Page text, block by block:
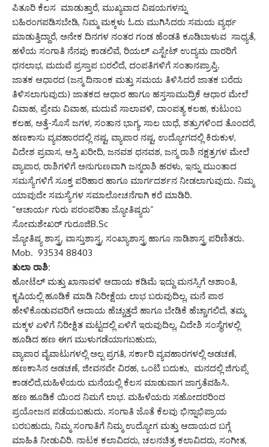
ಪಿತೂರಿ ಕೆಲಸ ಮಾಡುತ್ತಾರೆ, ಮುಖ್ಯವಾದ ವಿಷಯಗಳನ್ನು
ಬಹಿರಂಗಪಡಿಸಬೇಡಿ, ನಿಮ್ಮ ಮಕ್ಕಳು ಓದು ಮುಗಿಸಿದರು ಸಮಯ ವ್ಯರ್ಥ
ಮಾಡುತ್ತಿದ್ದಾರೆ, ಅನೇಕ ದಿನಗಳ ನಂತರ ಗಂಡ ಹೆಂಡತಿ ಕೂಡಿಬಾಳುವ ಸಾಧ್ಯತೆ,
ಹಳೆಯ ಸಂಗಾತಿ ನೆನಪು ಕಾಡಲಿವೆ, ರಿಯಲ್ ಎಸ್ಟೇಟ್ ಉದ್ಯಮ ದಾರರಿಗೆ
ಧನಲಾಭ, ಮದುವೆ ಪ್ರಸ್ತಾಪ ಬರಲಿದೆ, ದಂಪತಿಗಳಿಗೆ ಸಂತಾನಪ್ರಾಪ್ತಿ.
ಜಾತಕ ಆಧಾರದ (ಜನ್ಮ ದಿನಾಂಕ ಮತ್ತು ಸಮಯ ತಿಳಿಸಿದರೆ ಜಾತಕ ಬರೆದು
ತಿಳಿಸಲಾಗುವುದು) ಜಾತಕದ ಆಧಾರ ಹಾಗೂ ಹಸ್ತಸಾಮುದ್ರಿಕೆ ಆಧಾರ ಮೇಲೆ
ವಿವಾಹ, ಪ್ರೇಮ ವಿವಾಹ, ಮದುವೆ ಸಾಲಾವಳಿ, ದಾಂಪತ್ಯ ಕಲಹ, ಕುಟುಂಬ
ಕಲಹ, ಅತ್ತೆ-ಸೊಸೆ ಜಗಳ, ಸಂತಾನ ಭಾಗ್ಯ, ಸಾಲ ಬಾಧೆ, ಶತ್ರುಗಳಿಂದ ತೊಂದರೆ,
ಹಣಕಾಸು ವ್ಯವಹಾರದಲ್ಲಿ ನಷ್ಟ, ವ್ಯಾಪಾರ ನಷ್ಟ, ಉದ್ಯೋಗದಲ್ಲಿ ಕಿರುಕುಳ,
ವಿದೇಶ ಪ್ರವಾಸ, ಆಸ್ತಿ ಖರೀದಿ, ಜನವಶ ಧನವಶ, ಜನ್ಮ ರಾಶಿ ನಕ್ಷತ್ರಗಳ ಮೇಲೆ
ವ್ಯಾಪಾರ, ರಾಶಿಗಳಿಗೆ ಅನುಗುಣವಾಗಿ ಜನ್ಮರಾಶಿ ಹರಳು, ಇನ್ನು ಮುಂತಾದ
ಸಮಸ್ಯೆಗಳಿಗೆ ಸೂಕ್ತ ಪರಿಹಾರ ಹಾಗೂ ಮಾರ್ಗದರ್ಶನ ನೀಡಲಾಗುವುದು. ನಿಮ್ಮ
ಯಾವುದೇ ಸಮಸ್ಯೆಗಳ ಸಮಾಲೋಚನೆಗಾಗಿ ಕರೆ ಮಾಡಿರಿ.
“ಆಚಾರ್ಯ ಗುರು ಪರಂಪರಿತಾ ಜ್ಯೋತಿಷ್ಯರು”
ಸೋಮಶೇಖರ್ ಗುರೂಜಿB.Sc
ಜ್ಯೋತಿಷ್ಯ ಶಾಸ್ತ್ರ, ವಾಸ್ತುಶಾಸ್ತ್ರ, ಸಂಖ್ಯಾಶಾಸ್ತ್ರ ಹಾಗೂ ನಾಡಿಶಾಸ್ತ್ರ ಪರಿಣಿತರು.
Mob. 93534 88403
ತುಲಾ ರಾಶಿ:
ಹೋಟೆಲ್ ಮತ್ತು ಖಾನಾವಳಿ ಆದಾಯ ಕಡಿಮೆ ಇದ್ದು ಮನಸ್ಸಿಗೆ ಅಶಾಂತಿ,
ಕೃಷಿಯಲ್ಲಿ ಹೂಡಿಕೆ ಮಾಡಿ ನಿರೀಕ್ಷೆಯ ಲಾಭ ಬರುವುದಿಲ್ಲ, ಮನೆ ಪಾಠ
ಹೇಳಿಕೊಡುವವರಿಗೆ ಆದಾಯ ಹೆಚ್ಚುತ್ತದೆ ಹಾಗೂ ಬೇಡಿಕೆ ಹೆಚ್ಚಾಗಲಿದೆ, ತಮ್ಮ
ಮಕ್ಕಳ ಏಳಿಗೆ ನಿರೀಕ್ಷಿತ ಮಟ್ಟದಲ್ಲಿ ಏಳಿಗೆ ಇರುವುದಿಲ್ಲ, ವಿದೇಶಿ ಸಂಸ್ಥೆಗಳಲ್ಲಿ
ಹೂಡಿದ ಹಣ ಈಗ ಮುಳುಗಡೆಯಾಗಬಹುದು,
ವ್ಯಾಪಾರ ವೈವಾಟುಗಳಲ್ಲಿ ಅಲ್ಪ ಪ್ರಗತಿ, ಸರ್ಕಾರಿ ವ್ಯವಹಾರಗಳಲ್ಲಿ ಅಡಚಣೆ,
ಹಣಕಾಸಿನ ಅಡಚಣೆ, ಜೀವನವೇ ವಿರಹ, ಒಂಟಿ ಬದುಕು, ಮನದಲ್ಲಿ ಜಿಗುಪ್ಸೆ
ಕಾಡಲಿದೆ,ಮಹಿಳೆಯರು ಮನೆಯಲ್ಲಿ ಕೆಲಸ ಮಾಡುವಾಗ ಜಾಗ್ರತೆವಹಿಸಿ.
ಹಣ ಹೂಡಿಕೆ ಯಿಂದ ನಿಮಗೆ ಲಾಭ. ಮಹಿಳೆಯರು ಸಹೋದರರಿಂದ
ಪ್ರಯೋಜನ ಪಡೆಯಬಹುದು. ಸಂಗಾತಿ ಜೊತೆ ಕೆಲವು ಭಿನ್ನಾಭಿಪ್ರಾಯ
ಬರಬಹುದು, ನಿಮ್ಮ ಸಂಗಾತಿಗೆ ನಿಮ್ಮ ಉದ್ಯೋಗ ಮತ್ತು ಆದಾಯದ ಬಗ್ಗೆ
ಮಾಹಿತಿ ನೀಡುವಿರಿ. ನಾಟಕ ಕಲಾವಿದರು, ಚಲನಚಿತ್ರ ಕಲಾವಿದರು, ಸಂಗೀತ,